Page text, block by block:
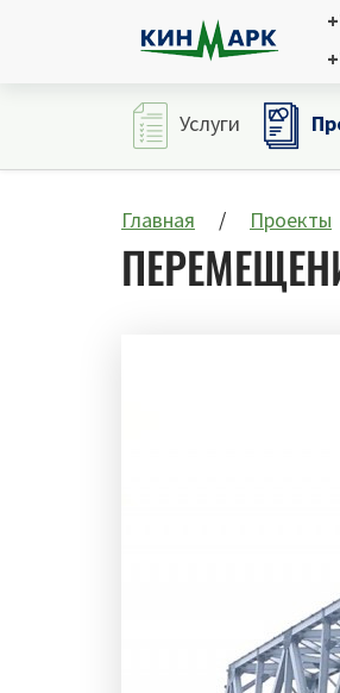
Услуги
Главная Проекты